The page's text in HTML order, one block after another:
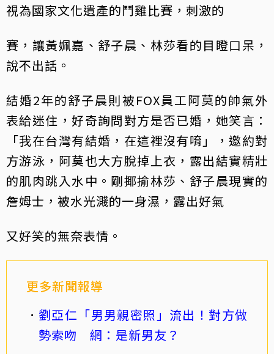
視為國家文化遺產的鬥雞比賽，刺激的
賽，讓黃姵嘉、舒子晨、林莎看的目瞪口呆，
說不出話。
結婚2年的舒子晨則被FOX員工阿莫的帥氣外
表給迷住，好奇詢問對方是否已婚，她笑言：
「我在台灣有結婚，在這裡沒有唷」，邀約對
方游泳，阿莫也大方脫掉上衣，露出結實精壯
的肌肉跳入水中。剛揶揄林莎、舒子晨現實的
詹姆士，被水光濺的一身濕，露出好氣
又好笑的無奈表情。
更多新聞報導
劉亞仁「男男親密照」流出！對方做
勢索吻 網：是新男友？